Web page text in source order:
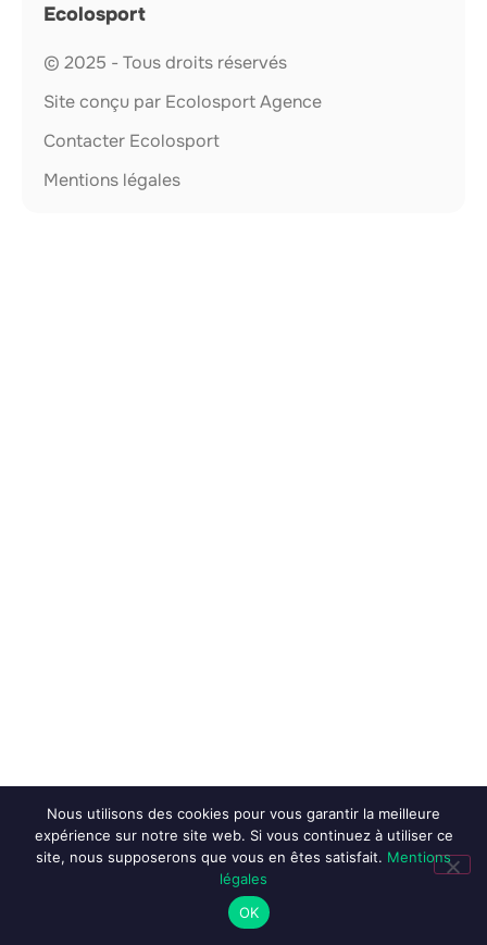
Ecolosport
© 2025 - Tous droits réservés
Site conçu par Ecolosport Agence
Contacter Ecolosport
Mentions légales
Nous utilisons des cookies pour vous garantir la meilleure
expérience sur notre site web. Si vous continuez à utiliser ce
site, nous supposerons que vous en êtes satisfait. Mentions
légales
OK